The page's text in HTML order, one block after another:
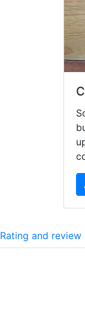
Rating and review